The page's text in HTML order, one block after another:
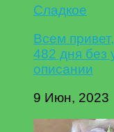
Сладкое
Всем
482 дня без
описании
9 Июн, 2023